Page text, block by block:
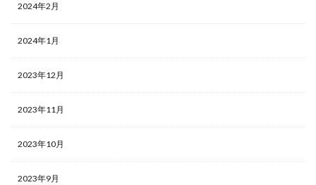
2024年2月
2024年1月
2023年12月
2023年11月
2023年10月
2023年9月